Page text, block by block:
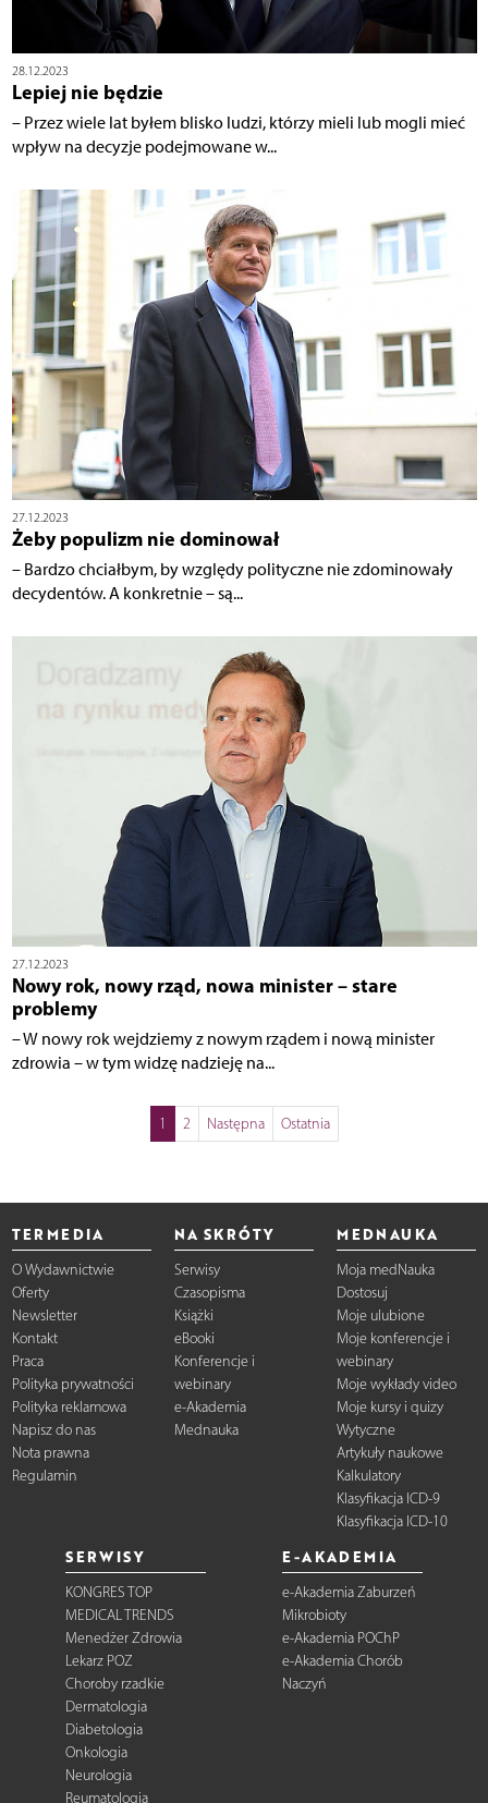
28.12.2023
Lepiej nie będzie
– Przez wiele lat byłem blisko ludzi, którzy mieli lub mogli mieć
wpływ na decyzje podejmowane w...
27.12.2023
Żeby populizm nie dominował
– Bardzo chciałbym, by względy polityczne nie zdominowały
decydentów. A konkretnie – są...
27.12.2023
Nowy rok, nowy rząd, nowa minister – stare
problemy
– W nowy rok wejdziemy z nowym rządem i nową minister
zdrowia – w tym widzę nadzieję na...
1 2 Następna Ostatnia
TERMEDIA
O Wydawnictwie
Oferty
Newsletter
Kontakt
Praca
Polityka prywatności
Polityka reklamowa
Napisz do nas
Nota prawna
Regulamin
NA SKRÓTY
Serwisy
Czasopisma
Książki
eBooki
Konferencje i
webinary
e-Akademia
Mednauka
MEDNAUKA
Moja medNauka
Dostosuj
Moje ulubione
Moje konferencje i
webinary
Moje wykłady video
Moje kursy i quizy
Wytyczne
Artykuły naukowe
Kalkulatory
Klasyfikacja ICD-9
Klasyfikacja ICD-10
SERWISY
KONGRES TOP
MEDICAL TRENDS
Menedżer Zdrowia
Lekarz POZ
Choroby rzadkie
Dermatologia
Diabetologia
Onkologia
Neurologia
Reumatologia
E-AKADEMIA
e-Akademia Zaburzeń
Mikrobioty
e-Akademia POChP
e-Akademia Chorób
Naczyń